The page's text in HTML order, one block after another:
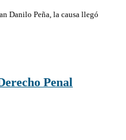
Danilo Peña, la causa llegó
Penal